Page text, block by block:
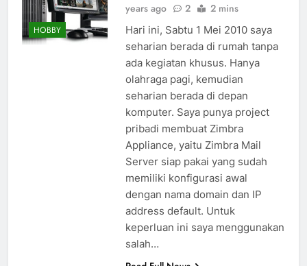
HOBBY
years ago
2 2 mins
Hari ini, Sabtu 1 Mei 2010 saya
seharian berada di rumah tanpa
ada kegiatan khusus. Hanya
olahraga pagi, kemudian
seharian berada di depan
komputer. Saya punya project
pribadi membuat Zimbra
Appliance, yaitu Zimbra Mail
Server siap pakai yang sudah
memiliki konfigurasi awal
dengan nama domain dan IP
address default. Untuk
keperluan ini saya menggunakan
salah…